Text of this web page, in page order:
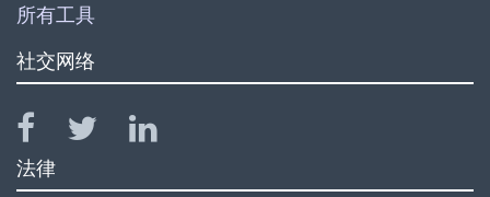
所有工具
社交网络
法律